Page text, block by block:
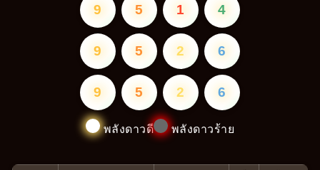
9 5 1 4
9 5 2 6
9 5 2 6
พลังดาวดี พลังดาวร้าย